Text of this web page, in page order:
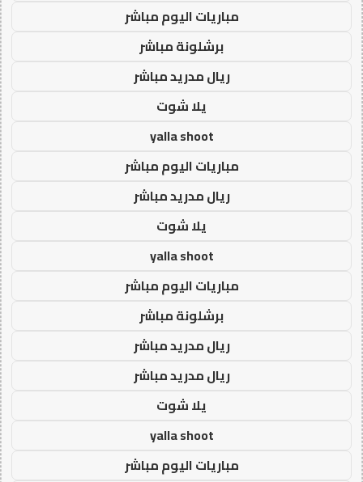
مباريات اليوم مباشر
برشلونة مباشر
ريال مدريد مباشر
يلا شوت
yalla shoot
مباريات اليوم مباشر
ريال مدريد مباشر
يلا شوت
yalla shoot
مباريات اليوم مباشر
برشلونة مباشر
ريال مدريد مباشر
ريال مدريد مباشر
يلا شوت
yalla shoot
مباريات اليوم مباشر